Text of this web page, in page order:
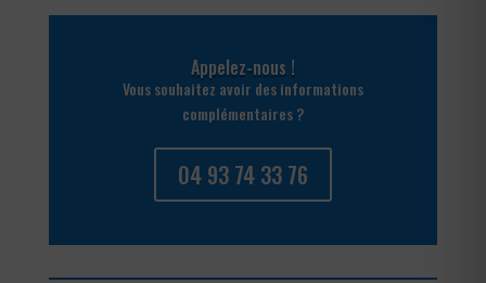
Appelez-nous !
Vous souhaitez avoir des informations
complémentaires ?
04 93 74 33 76